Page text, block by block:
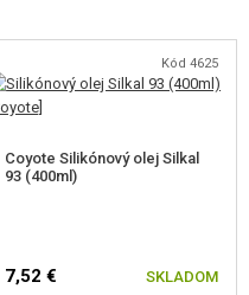
Kód 4625
Coyote Silikónový olej Silkal
93 (400ml)
7,52 € SKLADOM